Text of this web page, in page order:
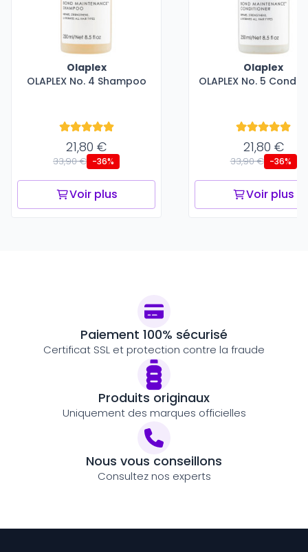
Olaplex
OLAPLEX No. 4 Shampoo
21,80 €
33,90 € -36%
Voir plus
Olaplex
OLAPLEX No. 5
21,80 €
33,90 € -36%
Voir plus
Paiement 100% sécurisé
Certificat SSL et protection contre la fraude
Produits originaux
Uniquement des marques officielles
Nous vous conseillons
Consultez nos experts